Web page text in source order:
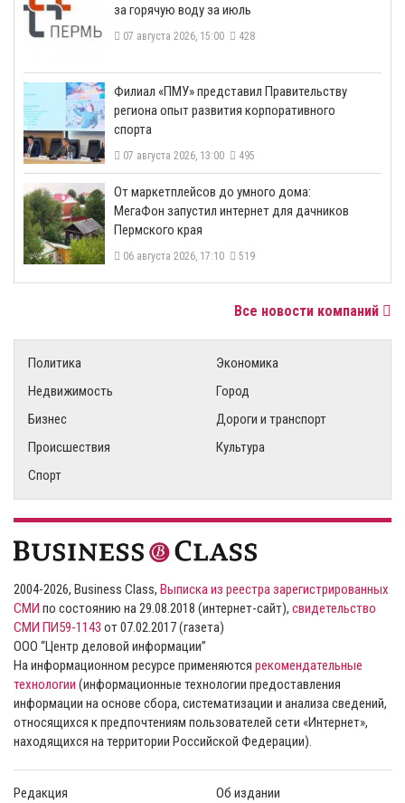
за горячую воду за июль
07 августа 2026, 15:00 428
​Филиал «ПМУ» представил Правительству
региона опыт развития корпоративного
спорта
07 августа 2026, 13:00 495
От маркетплейсов до умного дома:
МегаФон запустил интернет для дачников
Пермского края
06 августа 2026, 17:10 519
Все новости компаний
Политика
Экономика
Недвижимость
Город
Бизнес
Дороги и транспорт
Происшествия
Культура
Спорт
2004-2026, Business Class, Выписка из реестра зарегистрированных
СМИ по состоянию на 29.08.2018 (интернет-сайт), свидетельство
СМИ ПИ59-1143 от 07.02.2017 (газета)
ООО “Центр деловой информации”
На информационном ресурсе применяются рекомендательные
технологии (информационные технологии предоставления
информации на основе сбора, систематизации и анализа сведений,
относящихся к предпочтениям пользователей сети «Интернет»,
находящихся на территории Российской Федерации).
Редакция Об издании